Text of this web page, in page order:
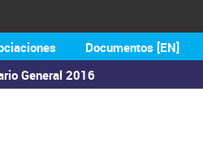
General 2016
Documentos [EN]